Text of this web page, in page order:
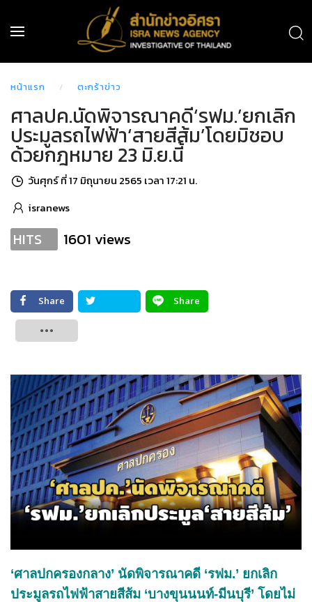
หน้าแรก ตะกร้าข่าว
ศาลปค.นัดพิจารณาคดี‘รฟม.’ยกเลิก
ประมูลรถไฟฟ้า‘สายสีส้ม’โดยมิชอบ
ด้วยกฎหมาย 23 มิ.ย.นี้
วันศุกร์ ที่ 17 มิถุนายน 2565 เวลา 17:21 น.
isranews
HITS 1601 views
Share
Share
‘ศาลปกครองกลาง’ นัดพิจารณาคดี ‘รฟม.’ ยกเลิก
ประมูลรถไฟฟ้าสายสีส้ม ‘บางขุนนนท์-มีนบุรี’ โดยไม่